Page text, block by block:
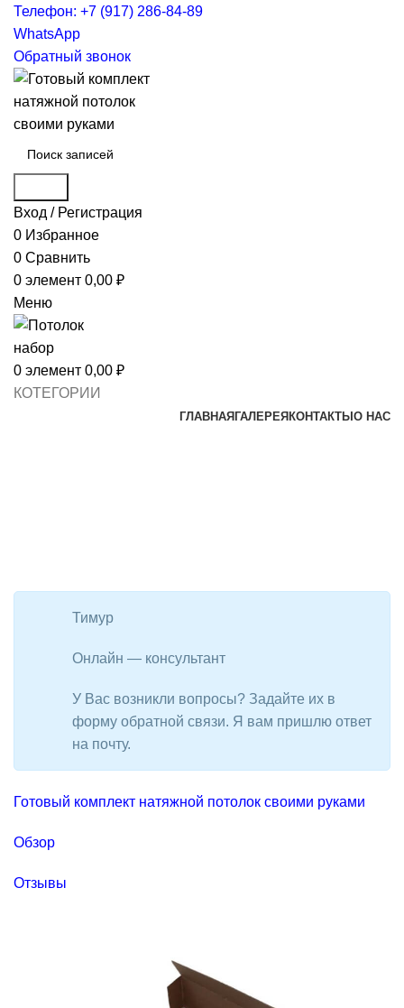
Телефон: +7 (917) 286-84-89
WhatsApp
Обратный звонок
Вход / Регистрация
0 Избранное
0 Сравнить
0 элемент 0,00 ₽
Меню
0 элемент 0,00 ₽
КОТЕГОРИИ
ГЛАВНАЯ ГАЛЕРЕЯ КОНТАКТЫ О НАС
Тимур
Онлайн — консультант
У Вас возникли вопросы? Задайте их в
форму обратной связи. Я вам пришлю ответ
на почту.
Готовый комплект натяжной потолок своими руками
Обзор
Отзывы